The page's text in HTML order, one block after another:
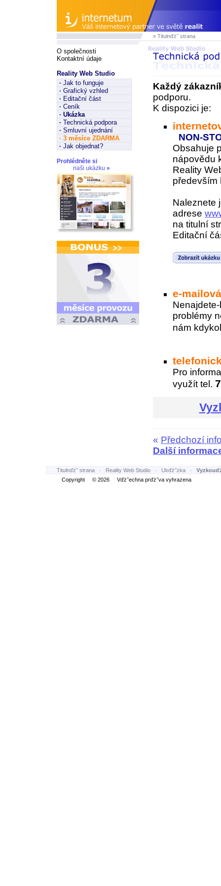
» Titulnďż˝ strana
O společnosti
Kontaktní údaje
Reality Web Studio
· Jak to funguje
· Grafický vzhled
· Editační část
· Ceník
· Ukázka
· Technická podpora
· Smluvní ujednání
· 3 měsíce ZDARMA
· Jak objednat?
Prohlédněte si
naši ukázku »
Každý
podporu.
K dispozici je:
NON-
Obsahuje
nápovědu
Reality
především
Naleznete
adrese
na titulní
Editační
e-
problémy
nám
Pro
využít tel.
« Předchozí
Další
Titulnďż˝ strana · Reality Web Studio · Ukďż˝zka ·
Copyright © 2026 Vďż˝echna prďż˝va vyhrazena